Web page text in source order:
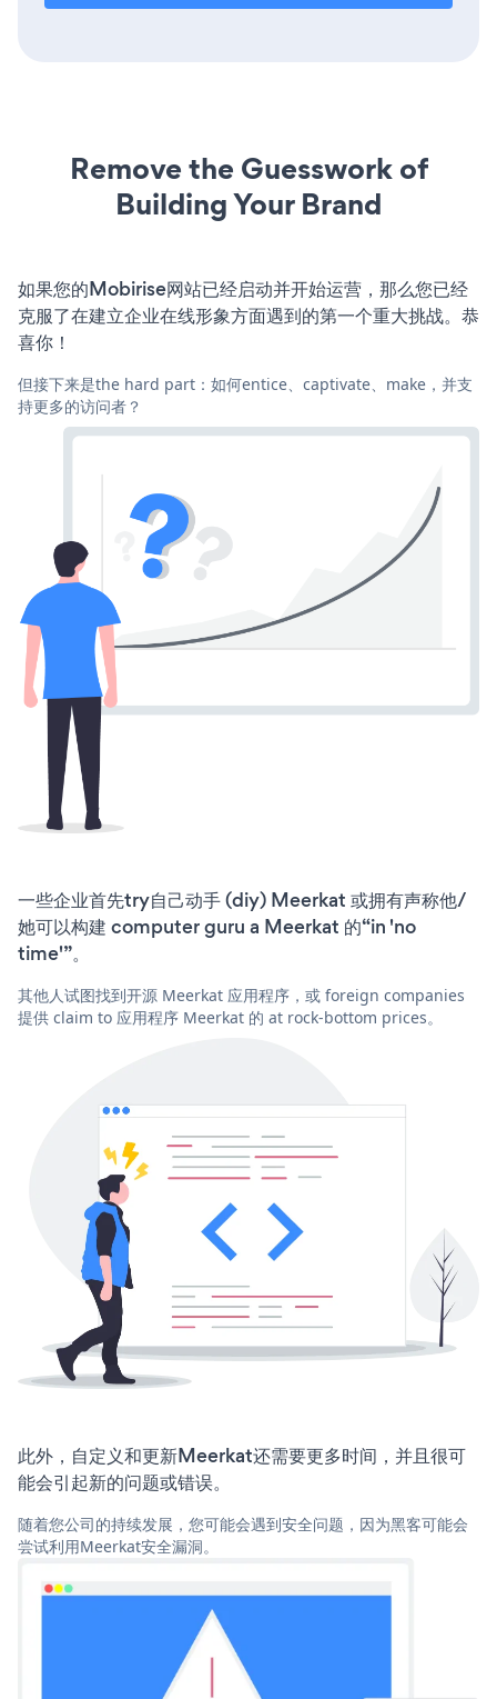
Remove the Guesswork of
Building Your Brand
如果您的Mobirise网站已经启动并开始运营，那么您已经
克服了在建立企业在线形象方面遇到的第一个重大挑战。恭
喜你！
但接下来是the hard part：如何entice、captivate、make，并支
持更多的访问者？
一些企业首先try自己动手 (diy) Meerkat 或拥有声称他/
她可以构建 computer guru a Meerkat 的“in 'no
time'”。
其他人试图找到开源 Meerkat 应用程序，或 foreign companies
提供 claim to 应用程序 Meerkat 的 at rock-bottom prices。
此外，自定义和更新Meerkat还需要更多时间，并且很可
能会引起新的问题或错误。
随着您公司的持续发展，您可能会遇到安全问题，因为黑客可能会
尝试利用Meerkat安全漏洞。